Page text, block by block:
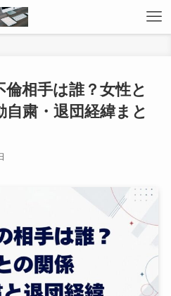
倫相手は誰？女性と
自粛・退団経緯まと